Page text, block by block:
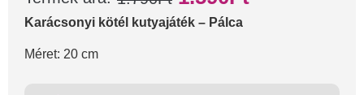
Karácsonyi kötél kutyajáték – Pálca
Méret: 20 cm